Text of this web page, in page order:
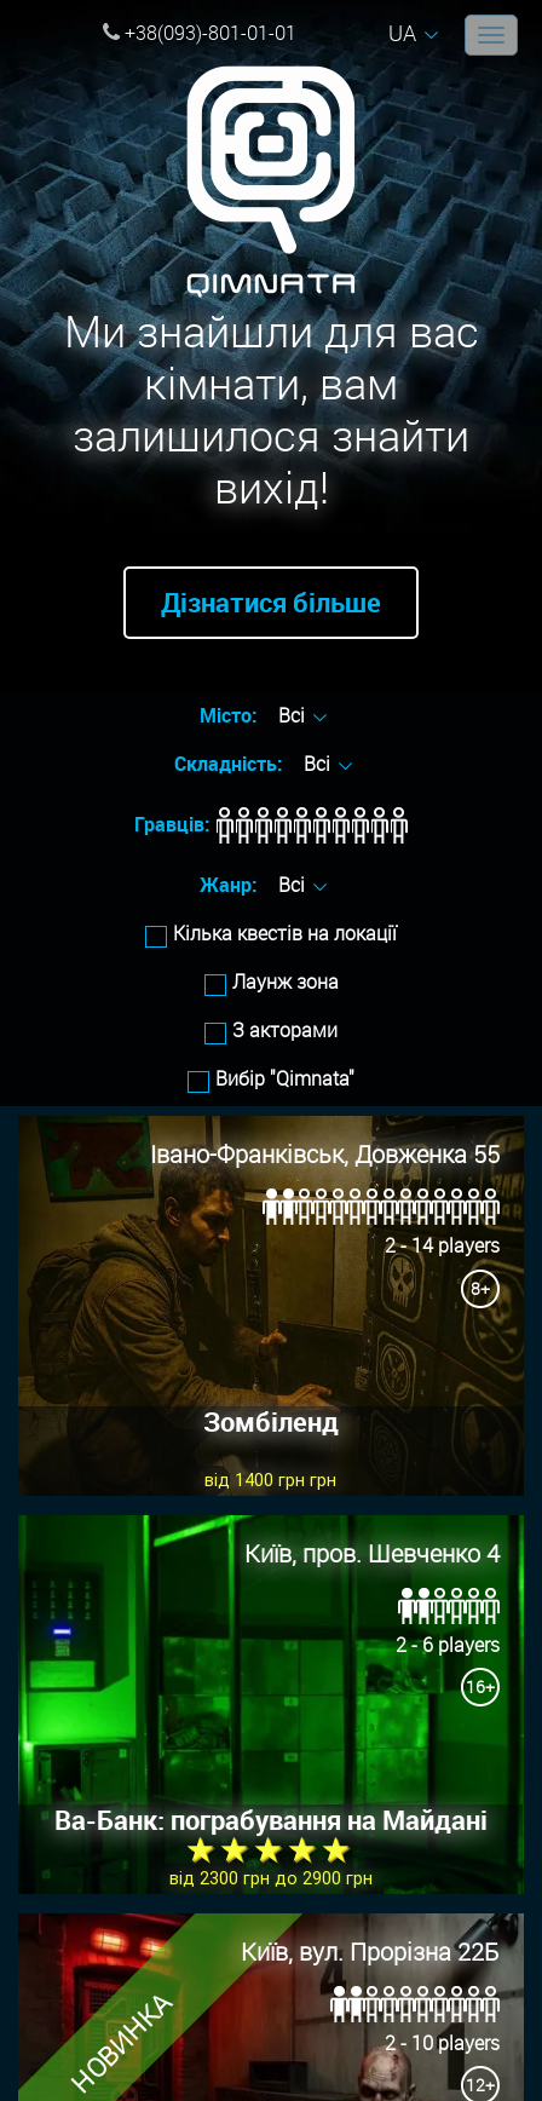
+38(093)-801-01-01 UA
Ми знайшли для вас
кімнати, вам
залишилося знайти
вихід!
Дізнатися більше
Місто:
Всі
Складність:
Всі
Гравців:
Жанр:
Всі
Кілька квестів на локації
Лаунж зона
З акторами
Вибір "Qimnata"
Івано-Франківськ, Довженка 55
2 - 14 players
8+
Зомбіленд
від 1400 грн грн
Київ, пров. Шевченко 4
2 - 6 players
16+
Ва-Банк: пограбування на Майдані
★ ★ ★ ★ ★
від 2300 грн до 2900 грн
НОВИНКА
Київ, вул. Прорізна 22Б
2 - 10 players
12+